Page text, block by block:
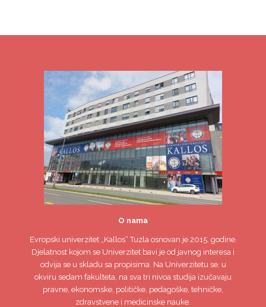
O nama
Evropski univerzitet„Kallos“ Tuzla osnovan je 2015. godine.
Djelatnost kojom se Univerzitet bavi je od javnog interesa i
odvija se u skladu sa propisima. Na Univerzitetu se, u
okviru sedam fakulteta, na sva tri nivoa studija izučavaju
pravne, ekonomske, političke, pedagoške, tehničke,
zdravstvene i medicinske nauke.